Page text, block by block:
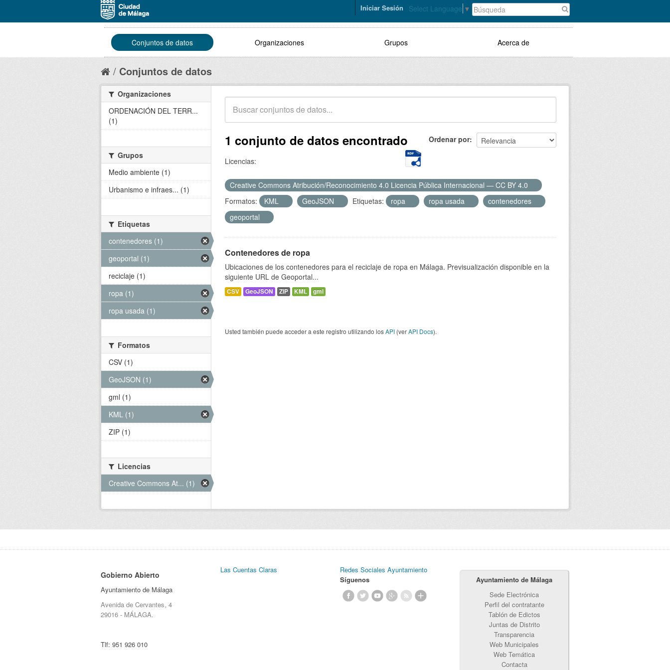
Select Language ▼
Iniciar Sesión
Conjuntos de datos Organizaciones Grupos Acerca de
Conjuntos de datos
Ordenar por
1 conjunto de datos encontrado
Licencias:
Creative Commons Atribución/Reconocimiento 4.0 Licencia Pública Internacional — CC BY 4.0
Formatos:
KML GeoJSON Etiquetas: ropa ropa usada
contenedores
geoportal
Contenedores de ropa
Ubicaciones de los contenedores para el reciclaje de ropa en Málaga. Previsualización disponible en la
siguiente URL de Geoportal...
CSV GeoJSON ZIP KML gml
Usted también puede acceder a este registro utilizando losAPI (verAPI Docs).
Organizaciones
ORDENACIÓN DEL TERR...
(1)
Grupos
Medio ambiente (1)
Urbanismo e infraes... (1)
Etiquetas
contenedores (1)
geoportal (1)
reciclaje (1)
ropa (1)
ropa usada (1)
Formatos
CSV (1)
GeoJSON (1)
gml (1)
KML (1)
ZIP (1)
Licencias
Creative Commons At... (1)
Gobierno Abierto
Ayuntamiento de Málaga
Avenida de Cervantes, 4
29016 - MÁLAGA.
Tlf: 951 926 010
Las Cuentas Claras
Redes Sociales Ayuntamiento
Síguenos
Ayuntamiento de Málaga
Sede Electrónica
Perfil del contratante
Tablón de Edictos
Juntas de Distrito
Transparencia
Web Municipales
Web Temática
Contacta